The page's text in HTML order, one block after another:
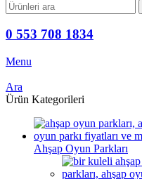
0 553 708 1834
Menu
Ara
Ürün Kategorileri
Ahşap Oyun Parkları